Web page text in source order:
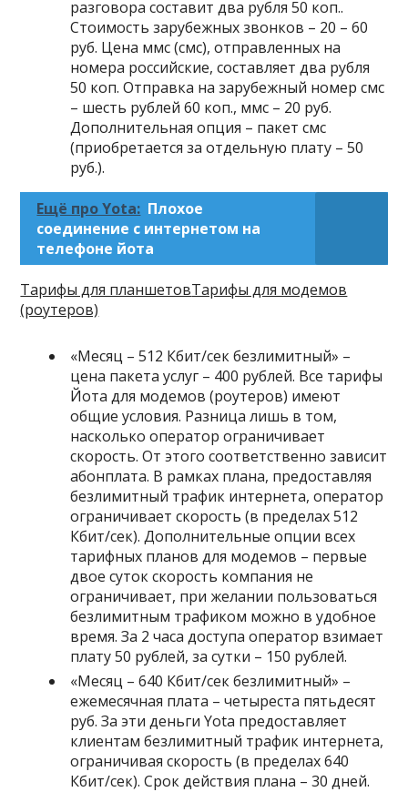
разговора составит два рубля 50 коп..
Стоимость зарубежных звонков – 20 – 60
руб. Цена ммс (смс), отправленных на
номера российские, составляет два рубля
50 коп. Отправка на зарубежный номер смс
– шесть рублей 60 коп., ммс – 20 руб.
Дополнительная опция – пакет смс
(приобретается за отдельную плату – 50
руб.).
Ещё про Yota: Плохое
соединение с интернетом на
телефоне йота
Тарифы для планшетовТарифы для модемов
(роутеров)
«Месяц – 512 Кбит/сек безлимитный» –
цена пакета услуг – 400 рублей. Все тарифы
Йота для модемов (роутеров) имеют
общие условия. Разница лишь в том,
насколько оператор ограничивает
скорость. От этого соответственно зависит
абонплата. В рамках плана, предоставляя
безлимитный трафик интернета, оператор
ограничивает скорость (в пределах 512
Кбит/сек). Дополнительные опции всех
тарифных планов для модемов – первые
двое суток скорость компания не
ограничивает, при желании пользоваться
безлимитным трафиком можно в удобное
время. За 2 часа доступа оператор взимает
плату 50 рублей, за сутки – 150 рублей.
«Месяц – 640 Кбит/сек безлимитный» –
ежемесячная плата – четыреста пятьдесят
руб. За эти деньги Yota предоставляет
клиентам безлимитный трафик интернета,
ограничивая скорость (в пределах 640
Кбит/сек). Срок действия плана – 30 дней.